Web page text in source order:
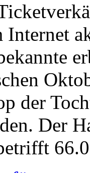
Internet
der
Der